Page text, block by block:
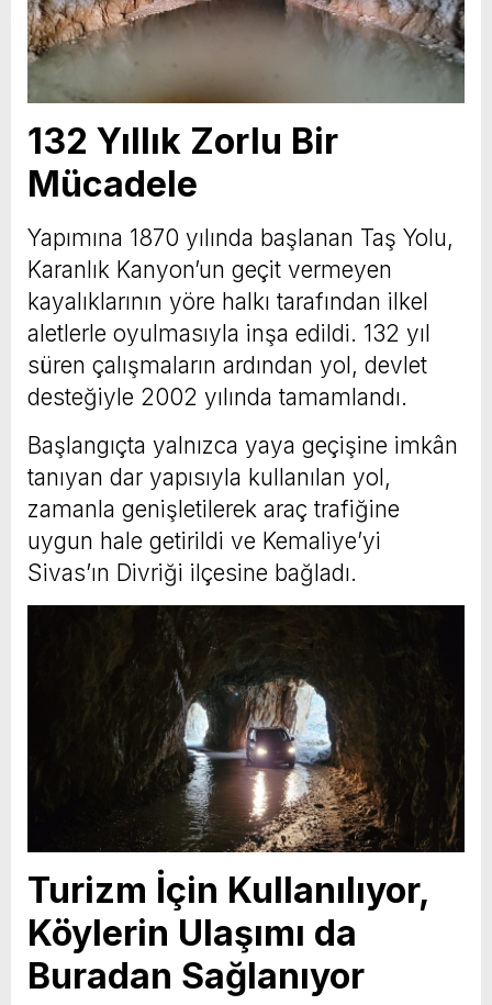
132 Yıllık Zorlu Bir
Mücadele
Yapımına 1870 yılında başlanan Taş Yolu,
Karanlık Kanyon’un geçit vermeyen
kayalıklarının yöre halkı tarafından ilkel
aletlerle oyulmasıyla inşa edildi. 132 yıl
süren çalışmaların ardından yol, devlet
desteğiyle 2002 yılında tamamlandı.
Başlangıçta yalnızca yaya geçişine imkân
tanıyan dar yapısıyla kullanılan yol,
zamanla genişletilerek araç trafiğine
uygun hale getirildi ve Kemaliye’yi
Sivas’ın Divriği ilçesine bağladı.
Turizm İçin Kullanılıyor,
Köylerin Ulaşımı da
Buradan Sağlanıyor